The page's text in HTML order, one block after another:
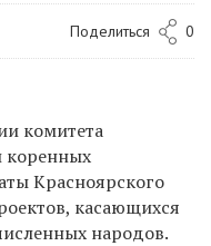
Поделиться 0
комитета
коренных
Красноярского
касающихся
народов.